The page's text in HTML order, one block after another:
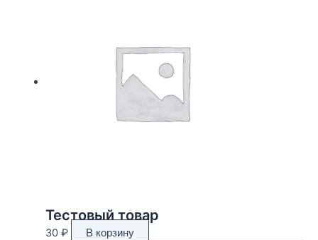
Тестовый товар
30 ₽ В корзину